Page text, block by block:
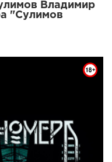
Владимир
"Сулимов